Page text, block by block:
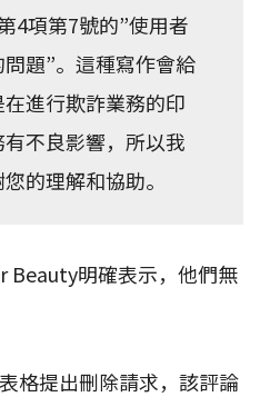
4項第7號的”使用者
題”。這種寫作會給
進行欺詐業務的印
不良影響，所以我
的理解和協助。
Beauty明確表示，他們無
格提出刪除請求，該評論